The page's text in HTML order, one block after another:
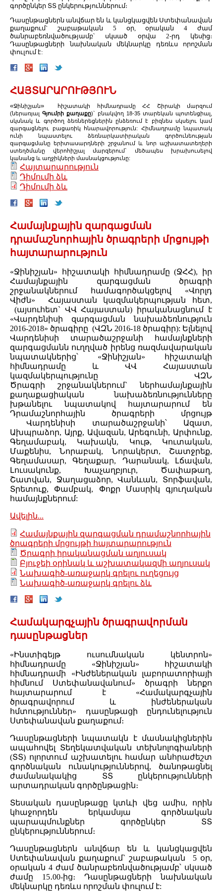
գործընկեր ՏՏ ընկերություններում։
Դասընթացներն անվճար են և կանցկացվեն Ստեփանավան
քաղաքում` շաբաթական 5 օր, օրական 4 ժամ
ծանրաբեռնվածությամբ՝ սկսած օրվա 2-րդ կեսից։
Դասընթացների նախնական մեկնարկը դեռևս որոշման
փուլում է:
ՀԱՅՏԱՐԱՐՈՒԹՅՈՒՆ
«Ջինիշյան» հիշատակի հիմնադրամը ՀՀ Շիրակի մարզում
(ներառյալ Գյումրի քաղաքը)` բնակվող 18-35 տարեկան պոտենցիալ,
սկսնակ և գործող ձեռներեցներին ընձեռում է բիզնես սկսելու կամ
զարգացնելու բացառիկ հնարավորություն: Հիմնադրամը նպատակ
ունի նպաստելու ձեռնարկատիրական գործունեության
զարգացմանը երիտասարդների շրջանում և նոր աշխատատեղերի
ստեղծմանը վերոհիշյալ մարզերում` մեծապես խրախուսելով
կանանց և աղջիկների մասնակցությունը:
Հայտարարություն
Դիմումի ձև
Դիմումի ձև
Համայնքային զարգացման
դրամաշնորհային ծրագրերի մրցույթի
հայտարարություն
«Ջինիշյան» հիշատակի հիմնադրամը (ՋՀՀ), իր
Համայնքային զարգացման ծրագրի
շրջանակներում համագործակցելով «Վորլդ
Վիժն» Հայաստան կազմակերպության հետ,
(այսուհետ` ՎՎ Հայաստան) իրականացնում է
«Վարդենիսի զարգացման նախաձեռնություն
2016-2018» ծրագիրը (ՎԶՆ 2016-18 ծրագիր): Ելնելով
Վարդենիսի տարածաշրջանի համայնքների
զարգացմանն ուղղված իրենց ռազմավարական
նպատակներից՝ «Ջինիշյան» հիշատակի
հիմնադրամը և ՎՎ Հայաստան
կազմակերպությունը ՎԶՆ
Ծրագրի շրջանակներում` ներհամայնքային
քաղաքացիական նախաձեռնությունները
խթանելու նպատակով հայտարարում են
Դրամաշնորհային ծրագրերի մրցույթ
Վարդենիսի տարածաշրջանի՝ Ազատ,
Ախպրաձոր, Այրք, Ավազան, Արեգունի, Արփունք,
Գեղամաբակ, Կախակն, Կութ, Կուտական,
Մաքենիս, Նորաբակ, Նորակերտ, Շատջրեք,
Գեղամասար, Գեղաքար, Դարանակ, Լճավան,
Լուսակունք, Խաչաղբյուր, Ծափաթաղ,
Շատվան, Ջաղացաձոր, Վանևան, Տորֆավան,
Տրետուք, Փամբակ, Փոքր Մասրիկ գյուղական
համայնքներում:
Ավելին...
Համայնքային զարգացման դրամաշնորհային
ծրագրերի մրցույթի հայտարարություն
Ծրագրի իրականացման աղյուսակ
Բյուջեի օրինակ և աշխատակազմի աղյուսակ
Նախագիծ-առաջարկ գրելու ուղեցույց
Նախագիծ-առաջարկ գրելու ձև
Համակարգչային ծրագրավորման
դասընթացներ
«Ինստիգեյթ ուսումնական կենտրոն»
հիմնադրամը «Ջինիշյան» հիշատակի
հիմնադրամի «Ինժեներական լաբորատորիայի
հիմնում Ստեփանավանում» ծրագրի ներքո
հայտարարում է «Համակարգչային
ծրագրավորում և ինժեներական
հմտություններ» դասընթացի ընդունելություն
Ստեփանավան քաղաքում։
Դասընթացների նպատակն է մասնակիցներին
ապահովել Տեղեկատվական տեխնոլոգիաների
(ՏՏ) ոլորտում աշխատելու համար անհրաժեշտ
գործնական ունակություններով, ծանոթացնել
ժամանակակից ՏՏ ընկերությունների
արտադրական գործընթացին։
Տեսական դասընթացը կտևի վեց ամիս, որին
կհաջորդեն երկամսյա գործնական
պարապմունքներ գործընկեր ՏՏ
ընկերություններում։
Դասընթացներն անվճար են և կանցկացվեն
Ստեփանավան քաղաքում` շաբաթական 5 օր,
օրական 4 ժամ ծանրաբեռնվածությամբ՝ սկսած
ժամը 15․00-ից։ Դասընթացների նախնական
մեկնարկը դեռևս որոշման փուլում է: